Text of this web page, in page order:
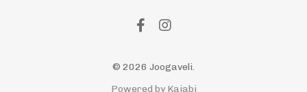
© 2026 Joogaveli.
Powered by Kajabi